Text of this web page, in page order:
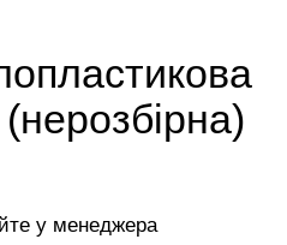
у менеджера